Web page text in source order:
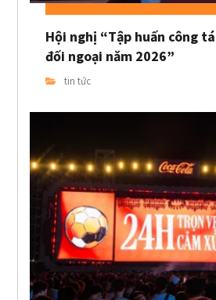
Hội nghị “Tập huấn công
đối ngoại năm 2026”
tin tức